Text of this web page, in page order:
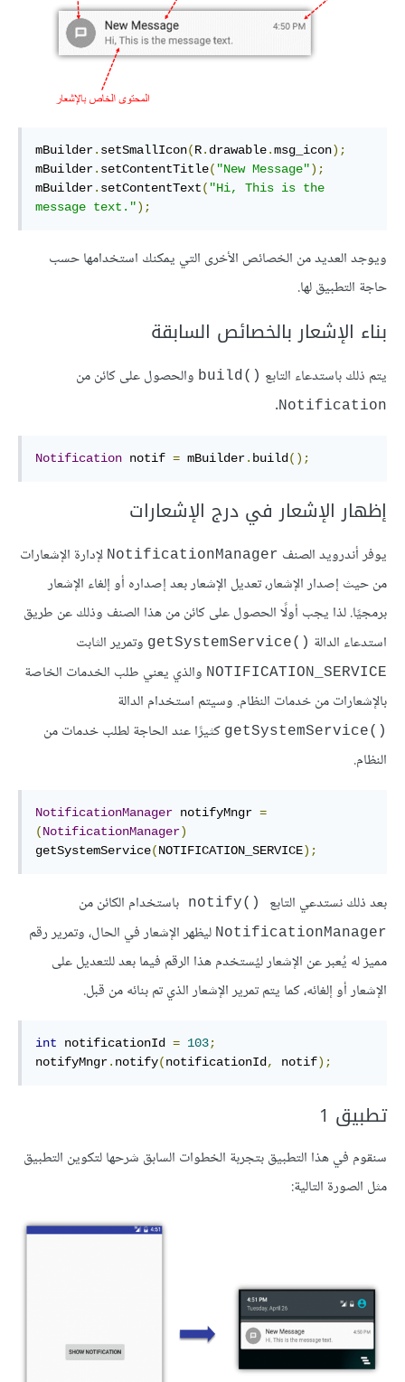
mBuilder. setSmallIcon(R. drawable.msg_icon);
mBuilder. setContentTitle( "New Message");
mBuilder. setContentText( "Hi, This is the
message text.");
ويوجد العديد من الخصائص الأخرى التي يمكنك استخدامها حسب
حاجة التطبيق لها.
بناء الإشعار بالخصائص السابقة
يتم ذلك باستدعاء التابع ()build والحصول على كائن من
Notification
.
Notification notif = mBuilder. build ();
إظهار الإشعار في درج الإشعارات
يوفر أندرويد الصنف NotificationManager لإدارة الإشعارات
من حيث إصدار الإشعار، تعديل الإشعار بعد إصداره أو إلغاء الإشعار
برمجيًا. لذا يجب أولًا الحصول على كائن من هذا الصنف وذلك عن طريق
استدعاء الدالة ()getSystemService وتمرير الثابت
NOTIFICATION_SERVICE والذي يعني طلب الخدمات الخاصة
بالإشعارات من خدمات النظام. وسيتم استخدام الدالة
()getSystemService
كثيرًا عند الحاجة لطلب خدمات من
النظام.
NotificationManager notifyMngr =
(NotificationManager)
getSystemService(NOTIFICATION_SERVICE);
بعد ذلك نستدعي التابع ()notify باستخدام الكائن من
NotificationManager ليظهر الإشعار في الحال، وتمرير رقم
مميز له يُعبر عن الإشعار ليُستخدم هذا الرقم فيما بعد للتعديل على
الإشعار أو إلغائه، كما يتم تمرير الإشعار الذي تم بنائه من قبل.
int notificationId = 103;
notifyMngr. notify(notificationId , notif);
تطبيق 1
سنقوم في هذا التطبيق بتجربة الخطوات السابق شرحها لتكوين التطبيق
مثل الصورة التالية: